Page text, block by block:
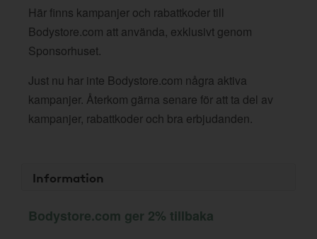
Här finns kampanjer och rabattkoder till
Bodystore.com att använda, exklusivt genom
Sponsorhuset.
Just nu har inte Bodystore.com några aktiva
kampanjer. Återkom gärna senare för att ta del av
kampanjer, rabattkoder och bra erbjudanden.
Information
Bodystore.com ger 2% tillbaka